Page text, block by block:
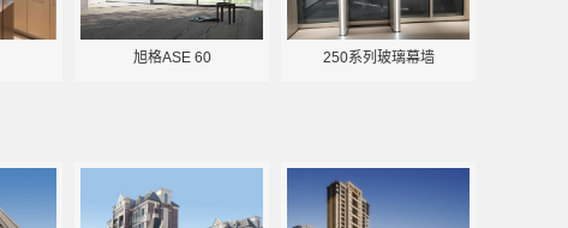
旭格ASE 60 250系列玻璃幕墙